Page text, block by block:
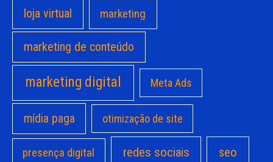
loja virtual marketing
marketing de conteúdo
marketing digital Meta Ads
mídia paga otimização de site
presença digital redes sociais seo